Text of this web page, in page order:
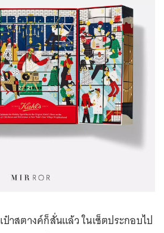
ป๋าสตางค์ก็สั่นแล้ว ในเซ็ตประกอบไป